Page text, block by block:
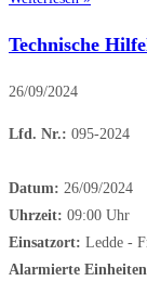
Technische
26/09/2024
Lfd. Nr.: 095-2024
Datum: 26/09/2024
Uhrzeit: 09:00 Uhr
Einsatzort: Ledde -
Alarmierte